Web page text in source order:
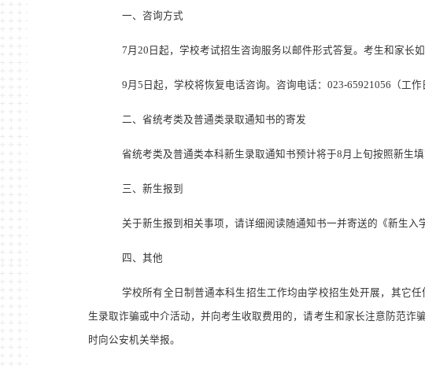
一、咨询方式
7月 20 日起，学校考试招生咨询服务以邮件形式答复。考生和家长
9月 5 日起，学校将恢复电话咨询。咨询电话： 023-65921056 （工作
二、省统考类及普通类录取通知书的寄发
省统考类及普通类本科新生录取通知书预计将于8月上旬按照新生
三、新生报到
关于新生报到相关事项，请详细阅读随通知书一并寄送的《新生入
四、其他
学校所有全日制普通本科生招生工作均由学校招生处开展，其它
生录取诈骗或中介活动，并向考生收取费用的，请考生和家长注意防范
时向公安机关举报。